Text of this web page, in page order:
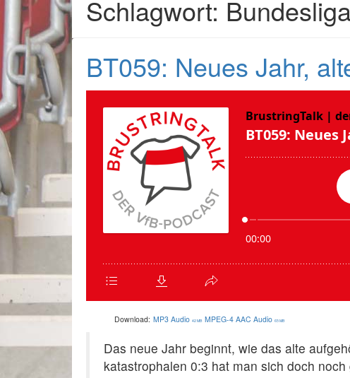
Schlagwort:
BT059: Neues Jahr,
Download: MP3 Audio 42 MB MPEG-4 AAC Audio 65 MB
Das neue Jahr beginnt, wie das alte
katastrophalen 0:3 hat man sich doch